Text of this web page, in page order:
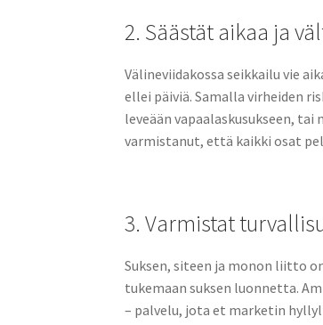
2. Säästät aikaa ja
Välineviidakossa seikkailu vie
ellei päiviä. Samalla virheiden
leveään vapaalaskusukseen,
varmistanut, että kaikki osat
3. Varmistat
Suksen, siteen ja monon liitto
tukemaan suksen luonnetta.
– palvelu, jota et marketin